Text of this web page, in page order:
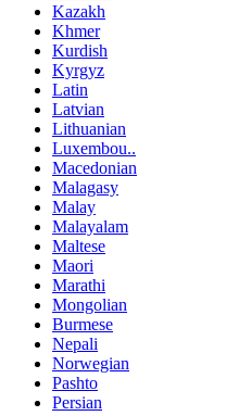
Kazakh
Khmer
Kurdish
Kyrgyz
Latin
Latvian
Lithuanian
Luxembou..
Macedonian
Malagasy
Malay
Malayalam
Maltese
Maori
Marathi
Mongolian
Burmese
Nepali
Norwegian
Pashto
Persian